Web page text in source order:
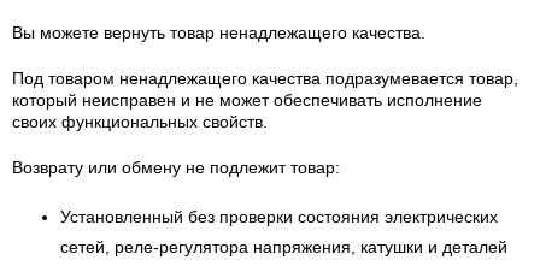
Вы можете вернуть товар ненадлежащего качества.
Под товаром ненадлежащего качества подразумевается товар,
который неисправен и не может обеспечивать исполнение
своих функциональных свойств.
Возврату или обмену не подлежит товар:
Установленный без проверки состояния электрических
сетей, реле-регулятора напряжения, катушки и деталей